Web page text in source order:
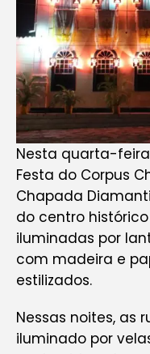
Nesta quarta-
Festa do Corpus
Chapada
do centro
iluminadas por
com madeira e
estilizados.
Nessas noites, as
iluminado por